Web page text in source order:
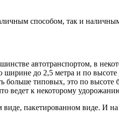
способом, так и
автотранспортом, в
до 2,5 метра и по
больше типовых, это по
ведет к некоторому
виде, пакетированном виде. И